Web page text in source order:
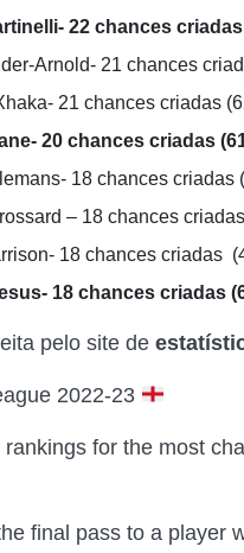
22 chances
Arnold- 21 chances
21 chances criadas
20 chances criadas
18 chances criadas
– 18 chances
18 chances criadas
18 chances criadas
pelo site de
2022-23
for the most
final pass to a player